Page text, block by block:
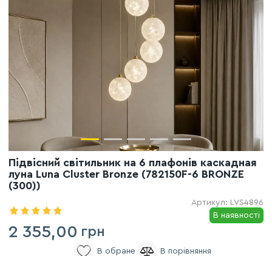
Підвісний світильник на 6 плафонів каскадная
луна Luna Cluster Bronze (782150F-6 BRONZE
(300))
Артикул: LVS4896
В наявності
2 355,00 грн